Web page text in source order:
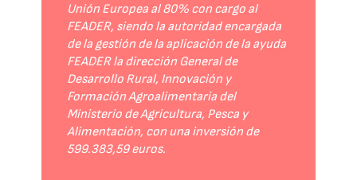
Unión Europea al 80% con cargo al
FEADER, siendo la autoridad encargada
de la gestión de la aplicación de la ayuda
FEADER la dirección General de
Desarrollo Rural, Innovación y
Formación Agroalimentaria del
Ministerio de Agricultura, Pesca y
Alimentación, con una inversión de
599.383,59 euros.